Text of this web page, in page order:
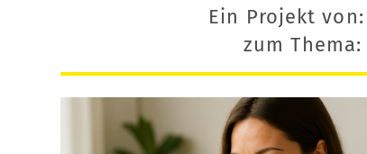
Ein Projekt von:
zum Thema: